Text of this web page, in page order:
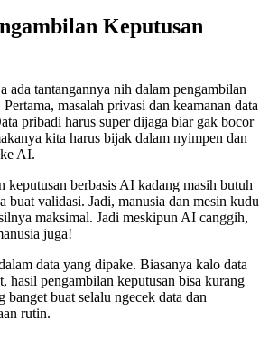
Keputusan
ada tantangannya nih dalam pengambilan
masalah privasi dan keamanan data
pribadi harus super dijaga biar gak bocor
kita harus bijak dalam nyimpen dan
AI.
keputusan berbasis AI kadang masih butuh
buat validasi. Jadi, manusia dan mesin kudu
maksimal. Jadi meskipun AI canggih,
juga!
data yang dipake. Biasanya kalo data
hasil pengambilan keputusan bisa kurang
banget buat selalu ngecek data dan
rutin.